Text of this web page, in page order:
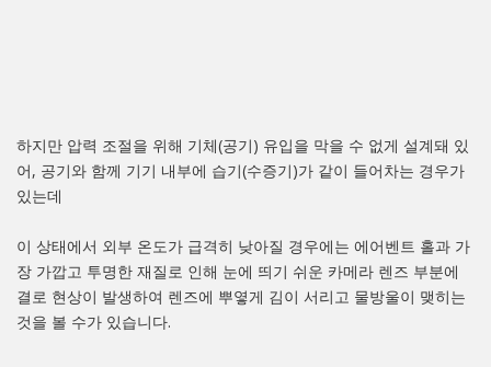
하지만 압력 조절을 위해 기체(공기) 유입을 막을 수 없게 설계돼 있
어, 공기와 함께 기기 내부에 습기(수증기)가 같이 들어차는 경우가
있는데
이 상태에서 외부 온도가 급격히 낮아질 경우에는 에어벤트 홀과 가
장 가깝고 투명한 재질로 인해 눈에 띄기 쉬운 카메라 렌즈 부분에
결로 현상이 발생하여 렌즈에 뿌옇게 김이 서리고 물방울이 맺히는
것을 볼 수가 있습니다.